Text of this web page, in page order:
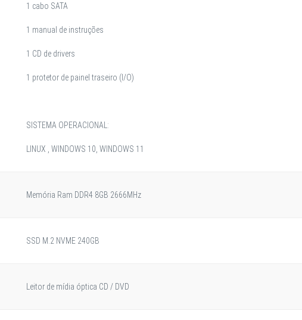
1 cabo SATA
1 manual de instruções
1 CD de drivers
1 protetor de painel traseiro (I/O)
SISTEMA OPERACIONAL:
LINUX , WINDOWS 10, WINDOWS 11
Memória Ram DDR4 8GB 2666MHz
SSD M.2 NVME 240GB
Leitor de mídia óptica CD / DVD